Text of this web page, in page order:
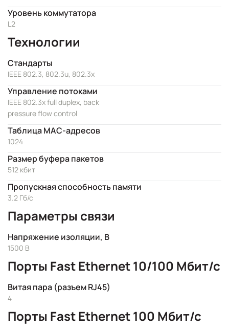
Уровень коммутатора
L2
Технологии
Стандарты
IEEE 802.3, 802.3u, 802.3x
Управление потоками
IEEE 802.3x full duplex, back
pressure flow control
Таблица MAC-адресов
1024
Размер буфера пакетов
512 кбит
Пропускная способность памяти
3.2 Гб/с
Параметры связи
Напряжение изоляции, В
1500 В
Порты Fast Ethernet 10/100 Мбит/с
Витая пара (разъем RJ45)
4
Порты Fast Ethernet 100 Мбит/с